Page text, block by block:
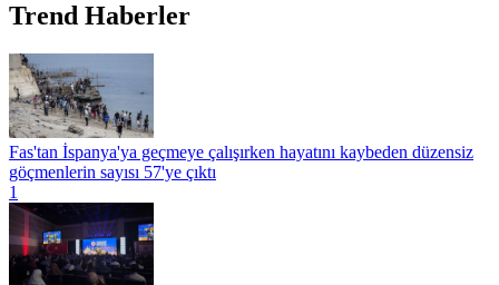
Trend Haberler
Fas'tan İspanya'ya geçmeye çalışırken hayatını kaybeden düzensiz
göçmenlerin sayısı 57'ye çıktı
1